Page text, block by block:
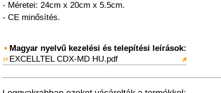
- Méretei: 24cm x 20cm x 5.5cm.
- CE minősítés.
Magyar nyelvű kezelési és telepítési leírások:
EXCELLTEL CDX-MD HU.pdf